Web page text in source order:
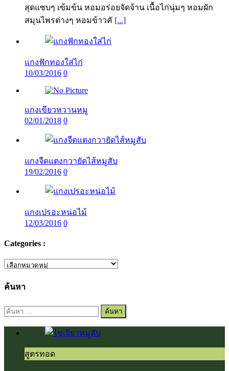
สุดแซบๆ เข้มข้น หอมอร่อยจัดจ้าน เนื้อไก่นุ่มๆ หอมผัก
สมุนไพรต่างๆ หอมข้าวคั [...]
แกงฟักทองใส่ไก่
10/03/2016 0
แกงเขียวหวานหมู
02/01/2018 0
แกงจืดแตงกวายัดไส้หมูสับ
19/02/2016 0
แกงเปรอะหน่อไม้
12/03/2016 0
Categories :
Categories
ค้นหา
ค้นหา
สูตรทอด